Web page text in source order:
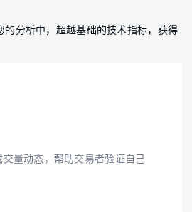
的分析中，超越基础的技术指标，获得
量动态，帮助交易者验证自己